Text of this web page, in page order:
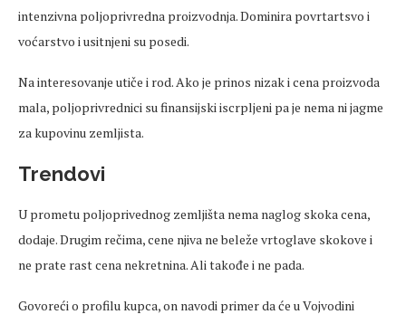
intenzivna poljoprivredna proizvodnja. Dominira povrtartsvo i
voćarstvo i usitnjeni su posedi.
Na interesovanje utiče i rod. Ako je prinos nizak i cena proizvoda
mala, poljoprivrednici su finansijski iscrpljeni pa je nema ni jagme
za kupovinu zemljista.
Trendovi
U prometu poljoprivednog zemljišta nema naglog skoka cena,
dodaje. Drugim rečima, cene njiva ne beleže vrtoglave skokove i
ne prate rast cena nekretnina. Ali takođe i ne pada.
Govoreći o profilu kupca, on navodi primer da će u Vojvodini